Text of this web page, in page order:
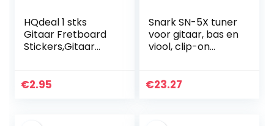
HQdeal 1 stks
Gitaar Fretboard
Stickers,Gitaar
Kaart Etiketten
€2.95
Snark SN-5X tuner
voor gitaar, bas en
viool, clip-on
€23.27